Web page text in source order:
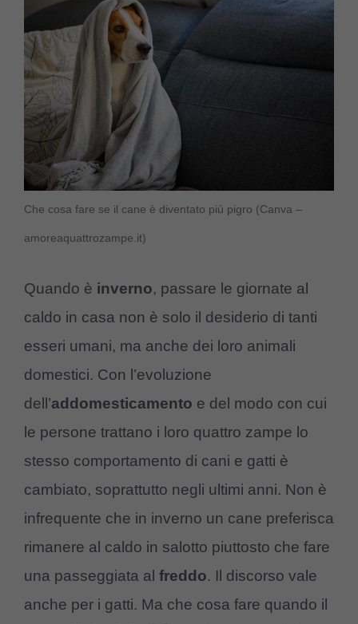
Che cosa fare se il cane è diventato più pigro (Canva –
amoreaquattrozampe.it)
Quando è inverno, passare le giornate al
caldo in casa non è solo il desiderio di tanti
esseri umani, ma anche dei loro animali
domestici. Con l’evoluzione
dell’addomesticamento e del modo con cui
le persone trattano i loro quattro zampe lo
stesso comportamento di cani e gatti è
cambiato, soprattutto negli ultimi anni. Non è
infrequente che in inverno un cane preferisca
rimanere al caldo in salotto piuttosto che fare
una passeggiata al freddo. Il discorso vale
anche per i gatti. Ma che cosa fare quando il